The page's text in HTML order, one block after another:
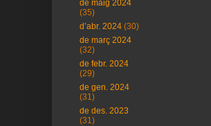
de maig 2024
(35)
d’abr. 2024 (30)
de març 2024
(32)
de febr. 2024
(29)
de gen. 2024
(31)
de des. 2023
(31)